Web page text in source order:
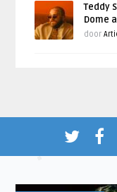
Teddy
Dome
door